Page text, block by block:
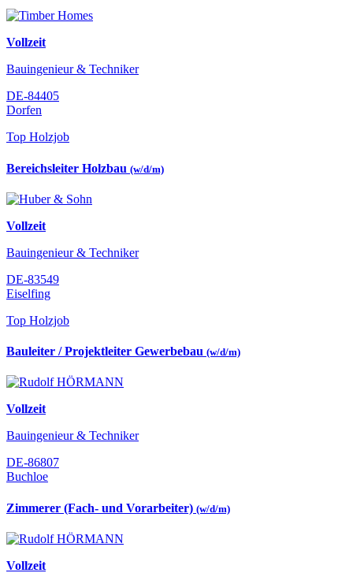
Vollzeit
Bauingenieur & Techniker
DE-84405
Dorfen
Top Holzjob
Bereichsleiter Holzbau (w/d/m)
Vollzeit
Bauingenieur & Techniker
DE-83549
Eiselfing
Top Holzjob
Bauleiter / Projektleiter Gewerbebau (w/d/m)
Vollzeit
Bauingenieur & Techniker
DE-86807
Buchloe
Zimmerer (Fach- und Vorarbeiter) (w/d/m)
Vollzeit